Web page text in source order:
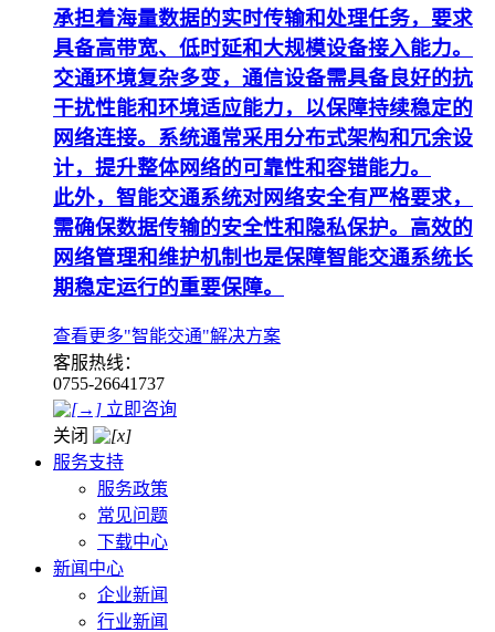
承担着海量数据的实时传输和处理任务，要求
具备高带宽、低时延和大规模设备接入能力。
交通环境复杂多变，通信设备需具备良好的抗
干扰性能和环境适应能力，以保障持续稳定的
网络连接。系统通常采用分布式架构和冗余设
计，提升整体网络的可靠性和容错能力。
此外，智能交通系统对网络安全有严格要求，
需确保数据传输的安全性和隐私保护。高效的
网络管理和维护机制也是保障智能交通系统长
期稳定运行的重要保障。
查看更多"智能交通"解决方案
客服热线：
0755-26641737
立即咨询
关闭
服务支持
服务政策
常见问题
下载中心
新闻中心
企业新闻
行业新闻